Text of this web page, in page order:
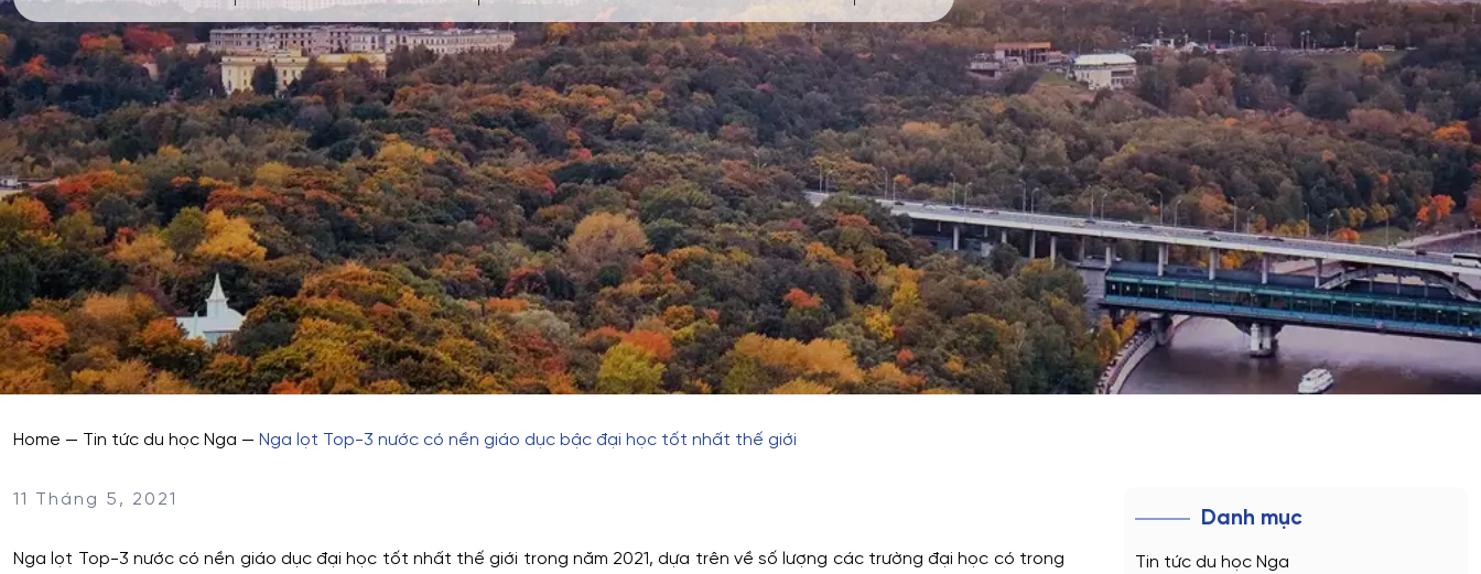
Home — Tin tức du học Nga — Nga lọt Top-3 nước có nền giáo dục bậc đại học tốt nhất thế giới
11 Tháng 5, 2021
Nga lọt Top-3 nước có nền giáo dục đại học tốt nhất thế giới trong năm 2021, dựa trên về số lượng các trường đại học có trong
Danh mục
Tin tức du học Nga